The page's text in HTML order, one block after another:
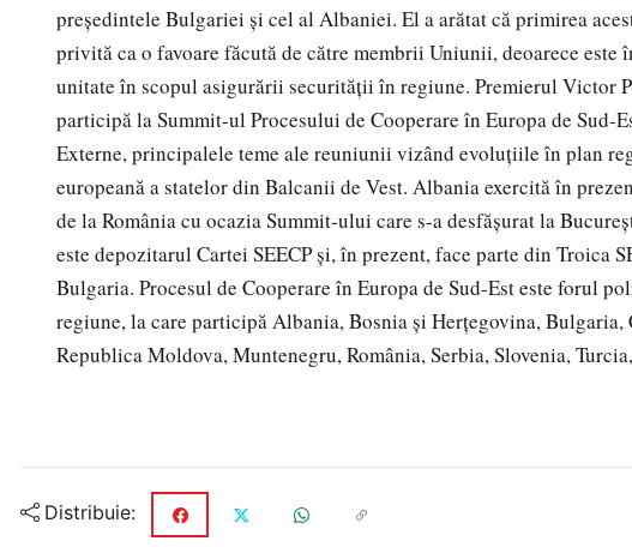
preşedintele Bulgariei şi cel al Albaniei. El a arătat că primirea
privită ca o favoare făcută de către membrii Uniunii, deoarece este
unitate în scopul asigurării securităţii în regiune. Premierul Victor
participă la Summit-ul Procesului de Cooperare în Europa de Sud-
Externe, principalele teme ale reuniunii vizând evoluţiile în plan
europeană a statelor din Balcanii de Vest. Albania exercită în
de la România cu ocazia Summit-ului care s-a desfăşurat la
este depozitarul Cartei SEECP şi, în prezent, face parte din Troica
Bulgaria. Procesul de Cooperare în Europa de Sud-Est este forul
regiune, la care participă Albania, Bosnia şi Herţegovina, Bulgaria,
Republica Moldova, Muntenegru, România, Serbia, Slovenia,
Distribuie: